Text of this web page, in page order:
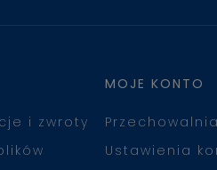
i zwroty
MOJE KONTO
Przechowalnia
Ustawienia